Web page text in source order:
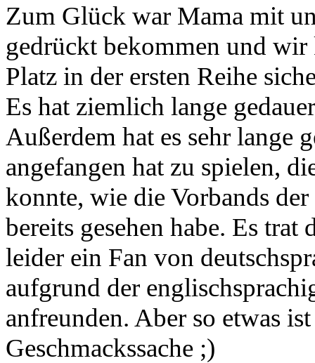
Zum Glück war Mama mit
gedrückt bekommen und
Platz in der ersten Reihe
Es hat ziemlich lange
Außerdem hat es sehr lange
angefangen hat zu spielen,
konnte, wie die Vorbands
bereits gesehen habe. Es
leider ein Fan von
aufgrund der
anfreunden. Aber so etwas
Geschmackssache ;)